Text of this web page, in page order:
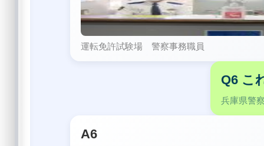
運転免許試験場 警察事務職員
Q6 こ
兵庫県警
A6